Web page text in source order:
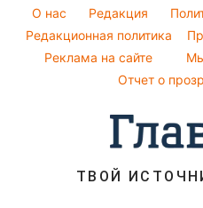
Новости моды
Советы от Андре Тана
Новости Сум
Новости Львова
Новости Черкассы
Новости Днепра
Новости Ровно
Новости Тернополя
Новости Запорожья
O нас Редакция
Редакционная политика
Реклама на сайте
Отчет о
ТВОЙ